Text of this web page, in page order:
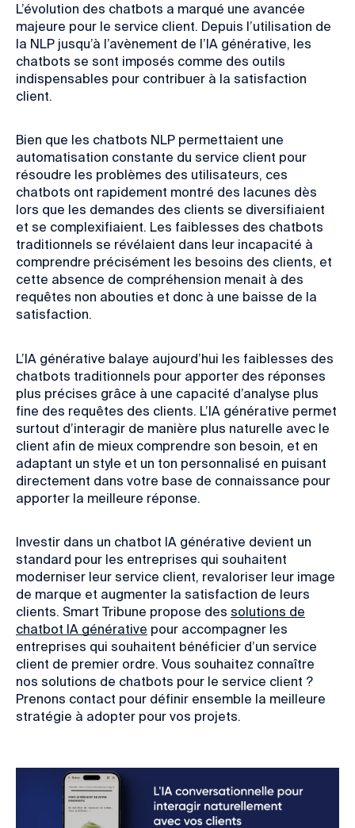
L’évolution des chatbots a marqué une avancée
majeure pour le service client. Depuis l’utilisation de
la NLP jusqu’à l’avènement de l’IA générative, les
chatbots se sont imposés comme des outils
indispensables pour contribuer à la satisfaction
client.
Bien que les chatbots NLP permettaient une
automatisation constante du service client pour
résoudre les problèmes des utilisateurs, ces
chatbots ont rapidement montré des lacunes dès
lors que les demandes des clients se diversifiaient
et se complexifiaient. Les faiblesses des chatbots
traditionnels se révélaient dans leur incapacité à
comprendre précisément les besoins des clients, et
cette absence de compréhension menait à des
requêtes non abouties et donc à une baisse de la
satisfaction.
L’IA générative balaye aujourd’hui les faiblesses des
chatbots traditionnels pour apporter des réponses
plus précises grâce à une capacité d’analyse plus
fine des requêtes des clients. L’IA générative permet
surtout d’interagir de manière plus naturelle avec le
client afin de mieux comprendre son besoin, et en
adaptant un style et un ton personnalisé en puisant
directement dans votre base de connaissance pour
apporter la meilleure réponse.
Investir dans un chatbot IA générative devient un
standard pour les entreprises qui souhaitent
moderniser leur service client, revaloriser leur image
de marque et augmenter la satisfaction de leurs
clients. Smart Tribune propose des solutions de
chatbot IA générative pour accompagner les
entreprises qui souhaitent bénéficier d’un service
client de premier ordre. Vous souhaitez connaître
nos solutions de chatbots pour le service client ?
Prenons contact pour définir ensemble la meilleure
stratégie à adopter pour vos projets.